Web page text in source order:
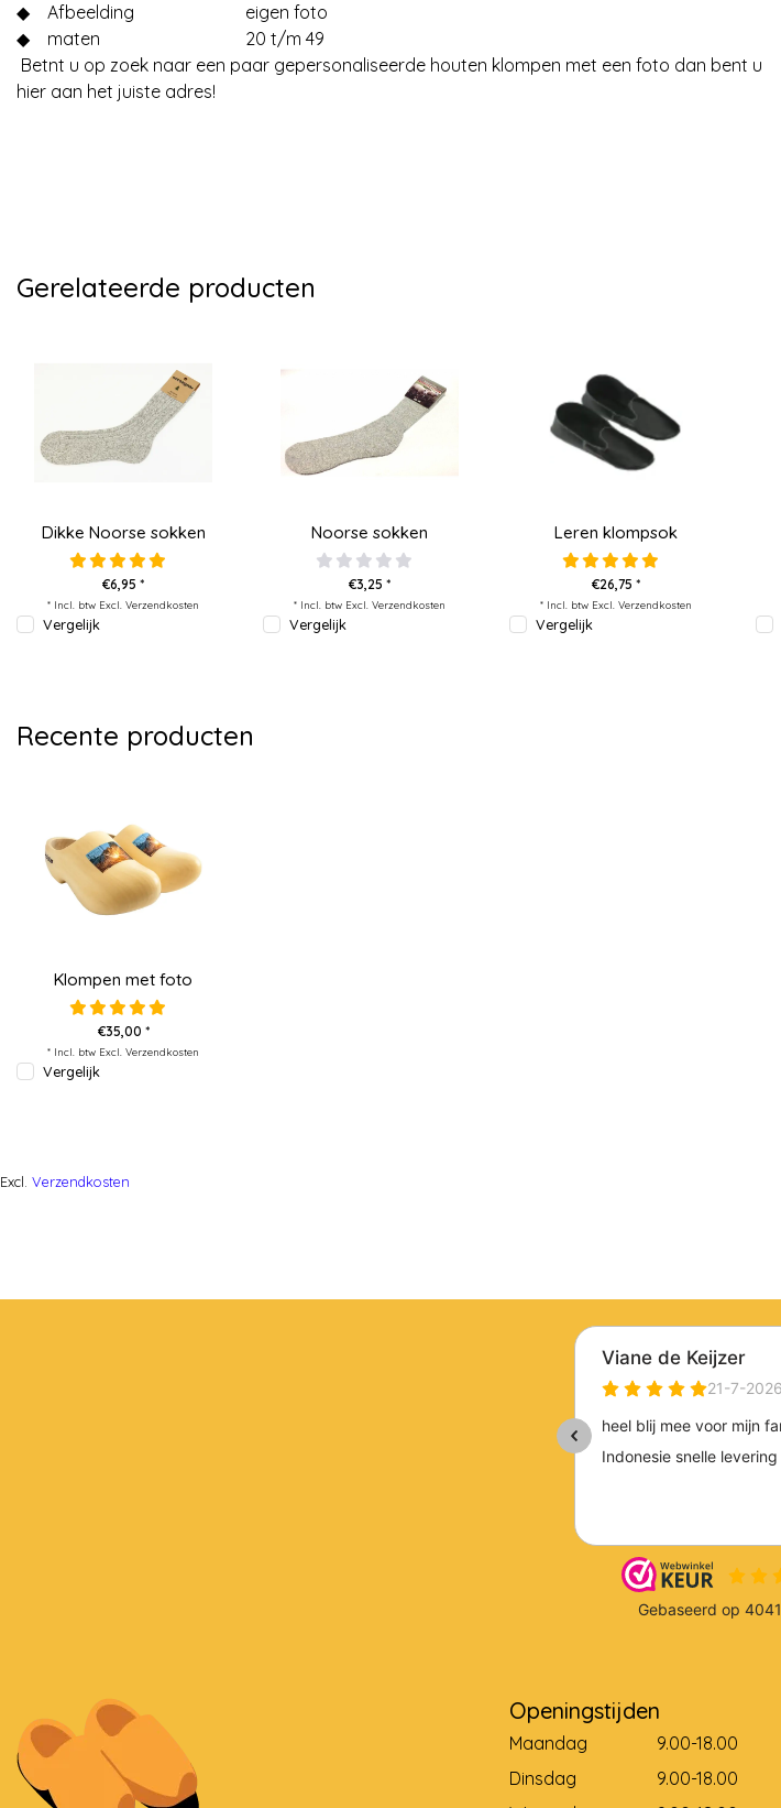
◆
Afbeelding
eigen foto
◆
maten
20 t/m 49
Betnt u op zoek naar een paar gepersonaliseerde houten klompen met een foto dan bent u
hier aan het juiste adres!
Gerelateerde producten
Dikke Noorse sokken
€6,95 *
* Incl. btw Excl. Verzendkosten
Vergelijk
Noorse sokken
€3,25 *
* Incl. btw Excl. Verzendkosten
Vergelijk
Leren klompsok
€26,75 *
* Incl. btw Excl. Verzendkosten
Vergelijk
Recente producten
Klompen met foto
€35,00 *
* Incl. btw Excl. Verzendkosten
Vergelijk
Excl. Verzendkosten
Openingstijden
Maandag
9.00-18.00
Dinsdag
9.00-18.00